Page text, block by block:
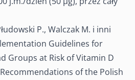
P., Walczak M. i inni
Guidelines for
Groups at Risk of Vitamin D
of the Polish